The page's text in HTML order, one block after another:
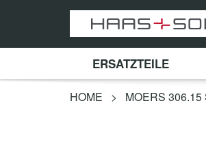
ERSATZTEILE
HOME > MOERS 306.15